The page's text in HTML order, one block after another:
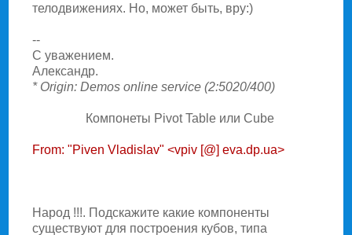
телодвижениях. Hо, может быть, вру:)
--
С уважением.
Александр.
* Origin: Demos online service (2:5020/400)
Компонеты Pivot Table или Cube
From: "Piven Vladislav" <vpiv [@] eva.dp.ua>
Hарод !!!. Подскажите какие компоненты
существуют для построения кубов, типа